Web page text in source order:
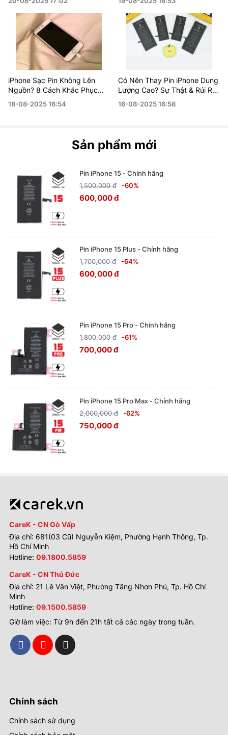
iPhone Sạc Pin Không Lên
Nguồn? 8 Cách Khắc Phục
Nhanh Chóng Tại Nhà 2025
18-08-2025 16:54
Có Nên Thay Pin iPhone Dung
Lượng Cao? Sự Thật & Rủi Ro
Bạn Cần Biết
16-08-2025 16:58
Sản phẩm mới
Pin iPhone 15 - Chính hãng
1,500,000 đ
-60%
600,000 đ
Pin iPhone 15 Plus - Chính hãng
1,700,000 đ
-64%
600,000 đ
Pin iPhone 15 Pro - Chính hãng
1,800,000 đ
-61%
700,000 đ
Pin iPhone 15 Pro Max - Chính hãng
2,000,000 đ
-62%
750,000 đ
CareK - CN Gò Vấp
Địa chỉ: 681(03 Cũ) Nguyễn Kiệm, Phường Hạnh Thông, Tp.
Hồ Chí Minh
Hotline: 09.1800.5859
CareK - CN Thủ Đức
Địa chỉ: 21 Lê Văn Việt, Phường Tăng Nhơn Phú, Tp. Hồ Chí
Minh
Hotline: 09.1500.5859
Giờ làm việc: Từ 9h đến 21h tất cả các ngày trong tuần.
Chính sách
Chính sách sử dụng